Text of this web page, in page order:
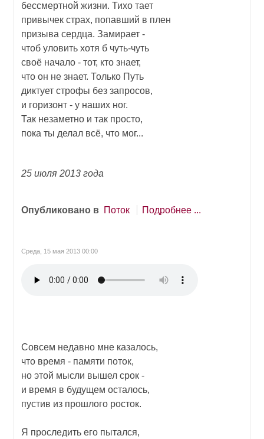
бессмертной жизни. Тихо тает
привычек страх, попавший в плен
призыва сердца. Замирает -
чтоб уловить хотя б чуть-чуть
своё начало - тот, кто знает,
что он не знает. Только Путь
диктует строфы без запросов,
и горизонт - у наших ног.
Так незаметно и так просто,
пока ты делал всё, что мог...
25 июля 2013 года
Опубликовано в Поток Подробнее ...
Среда, 15 мая 2013 00:00
Совсем недавно мне казалось,
что время - памяти поток,
но этой мысли вышел срок -
и время в будущем осталось,
пустив из прошлого росток.
Я проследить его пытался,